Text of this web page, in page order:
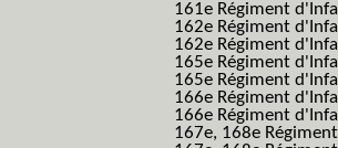
161e Régiment
162e Régiment
162e Régiment
165e Régiment
165e Régiment
166e Régiment
166e Régiment
167e, 168e